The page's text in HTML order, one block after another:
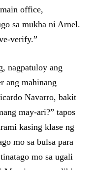
office,
sa mukha ni Arnel.
verify.”
nagpatuloy ang
ang mahinang
Navarro, bakit
may-ari?” tapos
kasing klase ng
mo sa bulsa para
mo sa ugali